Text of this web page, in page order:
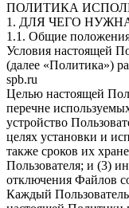
ПОЛИТИКА
1. ДЛЯ ЧЕГО
1.1. Общие
Условия настоящей
(далее «Политика»)
spb.ru
Целью настоящей
перечне
устройство
целях установки и
также сроков их
Пользователя; и (3)
отключения Файлов
Каждый Пользователь